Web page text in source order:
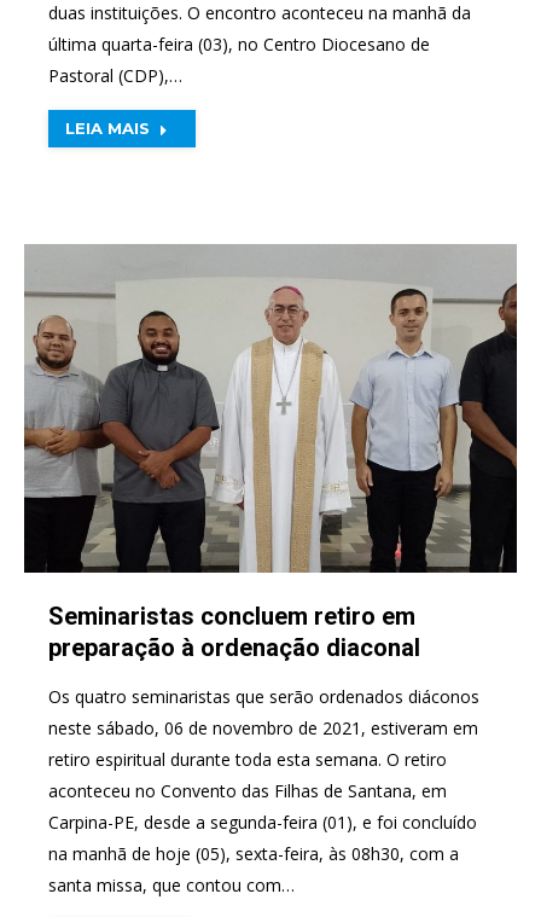
duas instituições. O encontro aconteceu na manhã da
última quarta-feira (03), no Centro Diocesano de
Pastoral (CDP),…
LEIA MAIS
Seminaristas concluem retiro em
preparação à ordenação diaconal
Os quatro seminaristas que serão ordenados diáconos
neste sábado, 06 de novembro de 2021, estiveram em
retiro espiritual durante toda esta semana. O retiro
aconteceu no Convento das Filhas de Santana, em
Carpina-PE, desde a segunda-feira (01), e foi concluído
na manhã de hoje (05), sexta-feira, às 08h30, com a
santa missa, que contou com…